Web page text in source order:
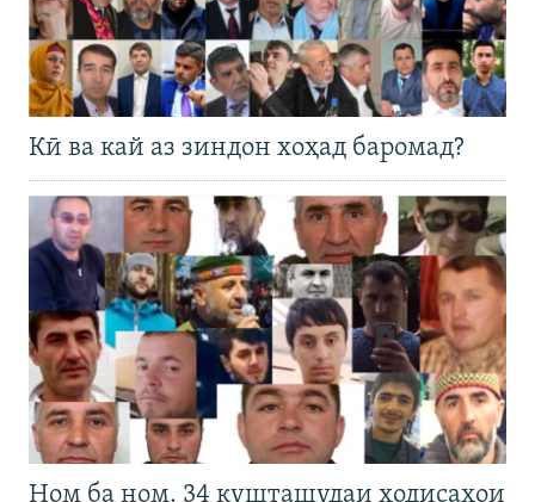
Кӣ ва кай аз зиндон хоҳад баромад?
Ном ба ном. 34 кушташудаи ҳодисаҳои